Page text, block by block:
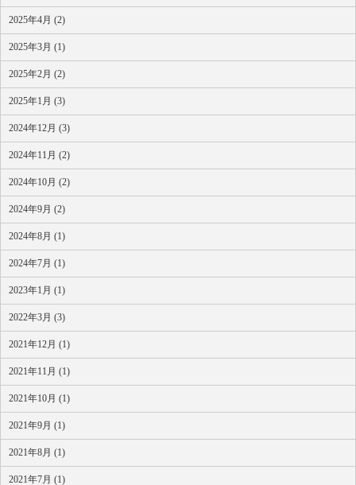
2025年4月 (2)
2025年3月 (1)
2025年2月 (2)
2025年1月 (3)
2024年12月 (3)
2024年11月 (2)
2024年10月 (2)
2024年9月 (2)
2024年8月 (1)
2024年7月 (1)
2023年1月 (1)
2022年3月 (3)
2021年12月 (1)
2021年11月 (1)
2021年10月 (1)
2021年9月 (1)
2021年8月 (1)
2021年7月 (1)